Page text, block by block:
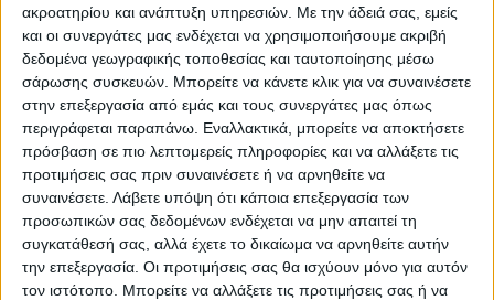
ακροατηρίου και ανάπτυξη υπηρεσιών. Με την άδειά σας, εμείς
και οι συνεργάτες μας ενδέχεται να χρησιμοποιήσουμε ακριβή
δεδομένα γεωγραφικής τοποθεσίας και ταυτοποίησης μέσω
σάρωσης συσκευών. Μπορείτε να κάνετε κλικ για να συναινέσετε
στην επεξεργασία από εμάς και τους συνεργάτες μας όπως
περιγράφεται παραπάνω. Εναλλακτικά, μπορείτε να αποκτήσετε
πρόσβαση σε πιο λεπτομερείς πληροφορίες και να αλλάξετε τις
προτιμήσεις σας πριν συναινέσετε ή να αρνηθείτε να
συναινέσετε. Λάβετε υπόψη ότι κάποια επεξεργασία των
προσωπικών σας δεδομένων ενδέχεται να μην απαιτεί τη
συγκατάθεσή σας, αλλά έχετε το δικαίωμα να αρνηθείτε αυτήν
την επεξεργασία. Οι προτιμήσεις σας θα ισχύουν μόνο για αυτόν
τον ιστότοπο. Μπορείτε να αλλάξετε τις προτιμήσεις σας ή να
ΝΕΟΣ ΑΓΩΝ
https://neosagon.gr
Η Αρχαιότερη Καθημερινή Πρωινή Εφημερίδα της Καρδίτσας